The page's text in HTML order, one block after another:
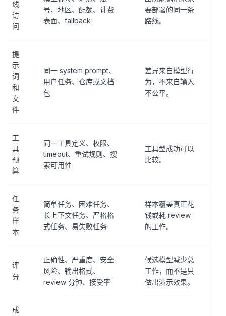
线
访
问
号、地区、配额、计费
表面、fallback
要部署的同一条
路线。
提
示
词
和
文
件
同一 system prompt、
用户任务、仓库或文档
包
差异来自模型行
为，不来自输入
不公平。
工
具
预
算
同一工具定义、权限、
timeout、重试规则、搜
索可用性
工具型成功可以
比较。
任
务
样
本
简单任务、困难任务、
长上下文任务、严格格
式任务、易失败任务
样本覆盖真正花
钱或耗 review
的工作。
评
分
正确性、严重度、安全
风险、输出格式、
review 分钟、接受率
候选模型减少总
工作，而不是只
做出演示效果。
成